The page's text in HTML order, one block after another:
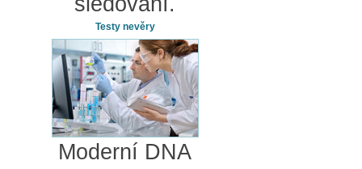
Testy nevěry
Moderní DNA